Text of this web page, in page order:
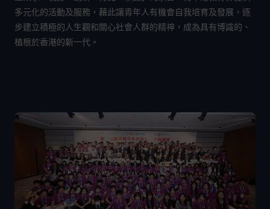
多元化的活動及服務，藉此讓青年人有機會自我培育及發展，逐
步建立積極的人生觀和關心社會人群的精神，成為具有博識的、
植根於香港的新一代。